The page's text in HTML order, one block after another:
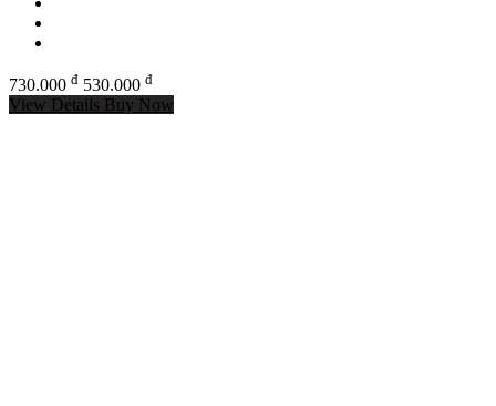
730.000 đ 530.000 đ
View Details Buy Now